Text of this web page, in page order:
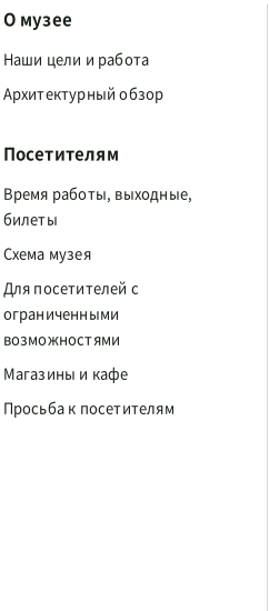
О музее
Наши цели и работа
Архитектурный обзор
Посетителям
Время работы, выходные,
билеты
Схема музея
Для посетителей с
ограниченными
возможностями
Магазины и кафе
Просьба к посетителям